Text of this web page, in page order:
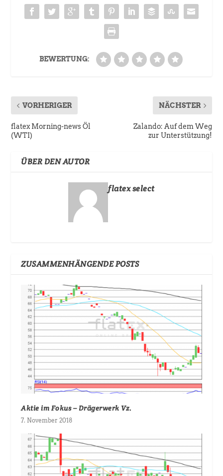
BEWERTUNG:
VORHERIGER
flatex Morning-news Öl
(WTI)
NÄCHSTER
Zalando: Auf dem Weg
zur Unterstützung!
ÜBER DEN AUTOR
flatex select
ZUSAMMENHÄNGENDE POSTS
Aktie im Fokus – Drägerwerk Vz.
7. November 2018